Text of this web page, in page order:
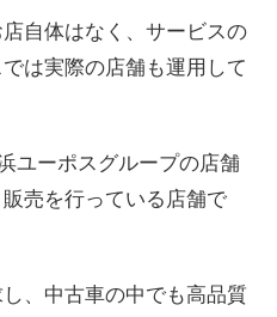
店自体はなく、サービスの
は実際の店舗も運用して
ユーポスグループの店舗
売を行っている店舗で
、中古車の中でも高品質